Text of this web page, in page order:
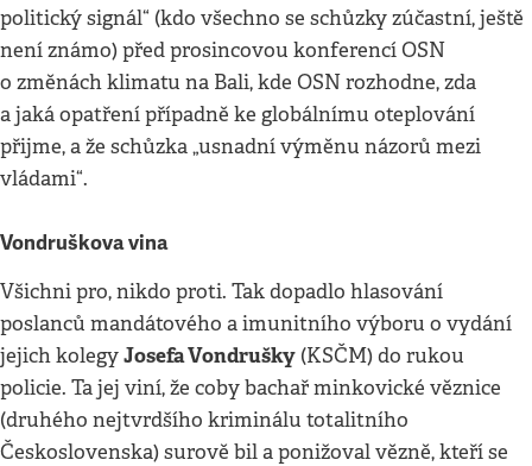
politický signál“ (kdo všechno se schůzky zúčastní, ještě
není známo) před prosincovou konferencí OSN
o změnách klimatu na Bali, kde OSN rozhodne, zda
a jaká opatření případně ke globálnímu oteplování
přijme, a že schůzka „usnadní výměnu názorů mezi
vládami“.
Vondruškova vina
Všichni pro, nikdo proti. Tak dopadlo hlasování
poslanců mandátového a imunitního výboru o vydání
jejich kolegyJosefa Vondrušky (KSČM) do rukou
policie. Ta jej viní, že coby bachař minkovické věznice
(druhého nejtvrdšího kriminálu totalitního
Československa) surově bil a ponižoval vězně, kteří se